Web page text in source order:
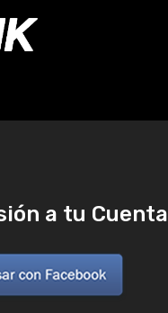
a tu Cuenta